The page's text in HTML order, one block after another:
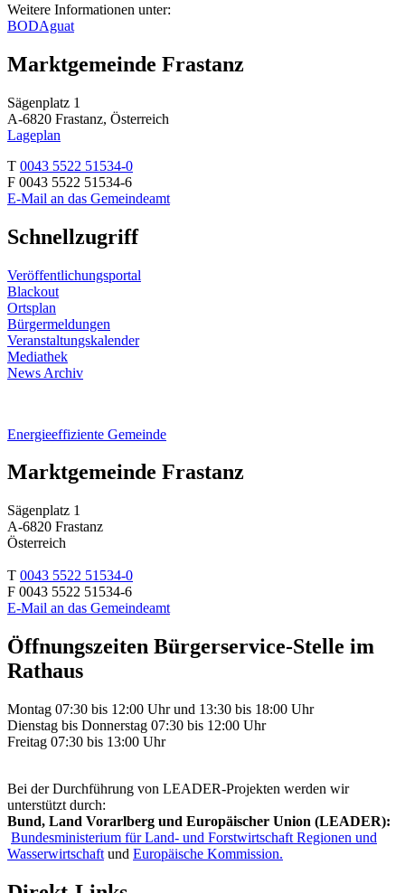
Weitere Informationen unter:
BODAguat
Marktgemeinde Frastanz
Sägenplatz 1
A-6820 Frastanz, Österreich
Lageplan
T 0043 5522 51534-0
F 0043 5522 51534-6
E-Mail an das Gemeindeamt
Schnellzugriff
Veröffentlichungsportal
Blackout
Ortsplan
Bürgermeldungen
Veranstaltungskalender
Mediathek
News Archiv
Energieeffiziente Gemeinde
Marktgemeinde Frastanz
Sägenplatz 1
A-6820 Frastanz
Österreich
T 0043 5522 51534-0
F 0043 5522 51534-6
E-Mail an das Gemeindeamt
Öffnungszeiten Bürgerservice-Stelle im
Rathaus
Montag 07:30 bis 12:00 Uhr und 13:30 bis 18:00 Uhr
Dienstag bis Donnerstag 07:30 bis 12:00 Uhr
Freitag 07:30 bis 13:00 Uhr
Bei der Durchführung von LEADER-Projekten werden wir
unterstützt durch:
Bund, Land Vorarlberg und Europäischer Union (LEADER):
Bundesministerium für Land- und Forstwirtschaft Regionen und
Wasserwirtschaft und Europäische Kommission.